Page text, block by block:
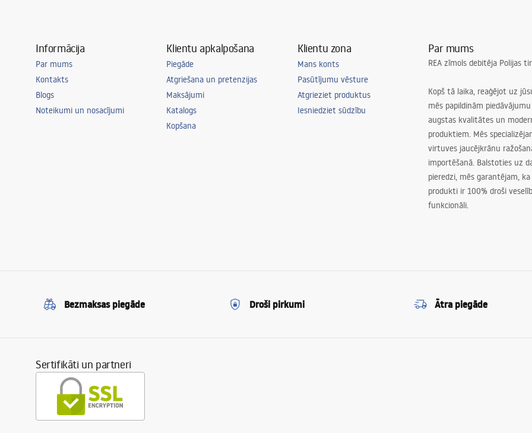
Informācija
Par mums
Kontakts
Blogs
Noteikumi un nosacījumi
Klientu apkalpošana
Piegāde
Atgriešana un pretenzijas
Maksājumi
Katalogs
Kopšana
Klientu zona
Mans konts
Pasūtījumu vēsture
Atgrieziet produktus
Iesniedziet sūdzību
Par mums
REA zīmols debitēja Polijas
Kopš tā laika, reaģējot uz
mēs papildinām
augstas kvalitātes un
produktiem. Mēs
virtuves jaucējkrānu
importēšanā. Balstoties uz
pieredzi, mēs garantējam,
produkti ir 100% droši
funkcionāli.
Bezmaksas piegāde Droši pirkumi Ātra piegāde
Sertifikāti un partneri